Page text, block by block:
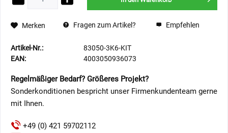
Merken Fragen zum Artikel? Empfehlen
Artikel-Nr.:
83050-3K6-KIT
EAN:
4003050936073
Regelmäßiger Bedarf? Größeres Projekt?
Sonderkonditionen bespricht unser Firmenkundenteam gerne
mit Ihnen.
+49 (0) 421 59702112